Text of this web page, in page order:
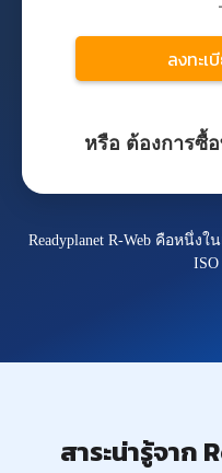
หรือ ต้องการซื้
Readyplanet R-Web คือหนึ่ง
ISO
สาระน่ารู้จาก